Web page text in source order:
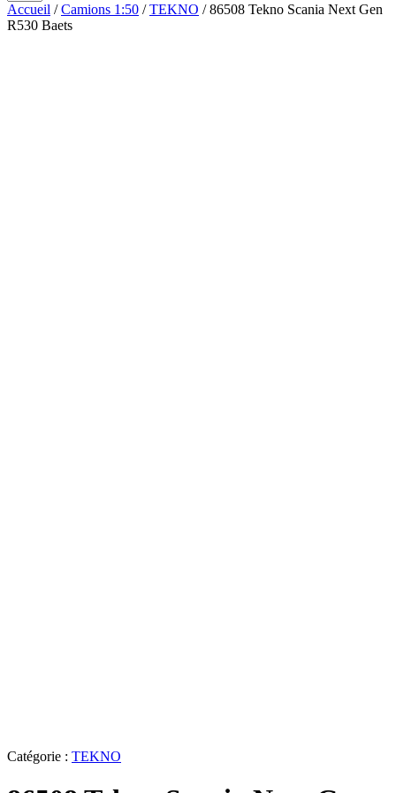
Accueil /Camions 1:50 /TEKNO / 86508 Tekno Scania Next Gen
R530 Baets
Catégorie : TEKNO